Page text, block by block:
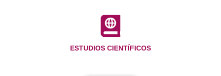
ESTUDIOS CIENTÍFICOS